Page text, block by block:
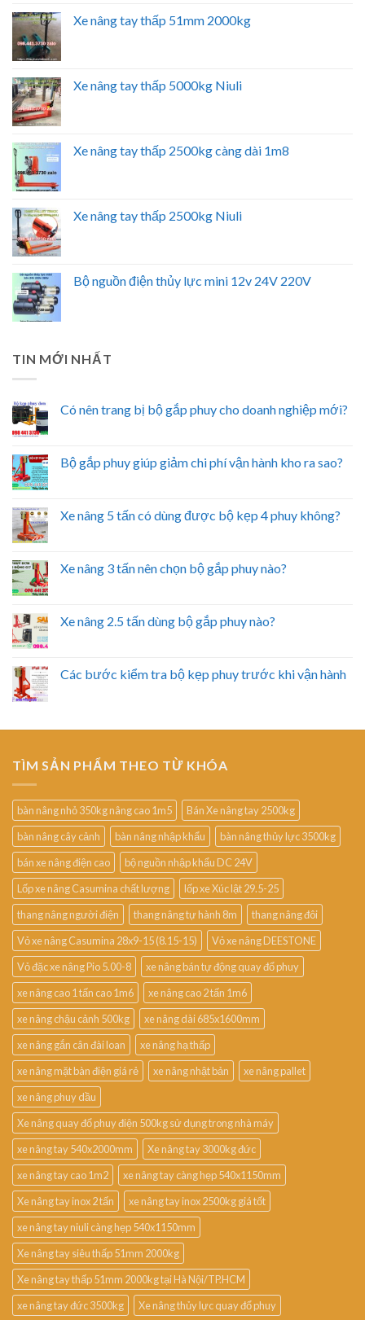
Xe nâng tay thấp 51mm 2000kg
Xe nâng tay thấp 5000kg Niuli
Xe nâng tay thấp 2500kg càng dài 1m8
Xe nâng tay thấp 2500kg Niuli
Bộ nguồn điện thủy lực mini 12v 24V 220V
TIN MỚI NHẤT
Có nên trang bị bộ gắp phuy cho doanh nghiệp mới?
Bộ gắp phuy giúp giảm chi phí vận hành kho ra sao?
Xe nâng 5 tấn có dùng được bộ kẹp 4 phuy không?
Xe nâng 3 tấn nên chọn bộ gắp phuy nào?
Xe nâng 2.5 tấn dùng bộ gắp phuy nào?
Các bước kiểm tra bộ kẹp phuy trước khi vận hành
TÌM SẢN PHẨM THEO TỪ KHÓA
bàn nâng nhỏ 350kg nâng cao 1m5
Bán Xe nâng tay 2500kg
bàn nâng cây cảnh
bàn nâng nhập khẩu
bàn nâng thủy lực 3500kg
bán xe nâng điện cao
bộ nguồn nhập khẩu DC 24V
Lốp xe nâng Casumina chất lượng
lốp xe Xúc lật 29.5-25
thang nâng người điện
thang nâng tự hành 8m
thang nâng đôi
Vỏ xe nâng Casumina 28x9-15 (8.15-15)
Vỏ xe nâng DEESTONE
Vỏ đặc xe nâng Pio 5.00-8
xe nâng bán tự động quay đổ phuy
xe nâng cao 1 tấn cao 1m6
xe nâng cao 2 tấn 1m6
xe nâng chậu cảnh 500kg
xe nâng dài 685x1600mm
xe nâng gắn cân đài loan
xe nâng hạ thấp
xe nâng mặt bàn điện giá rẻ
xe nâng nhật bản
xe nâng pallet
xe nâng phuy dầu
Xe nâng quay đổ phuy điện 500kg sử dụng trong nhà máy
xe nâng tay 540x2000mm
Xe nâng tay 3000kg đức
xe nâng tay cao 1m2
xe nâng tay càng hẹp 540x1150mm
Xe nâng tay inox 2 tấn
xe nâng tay inox 2500kg giá tốt
xe nâng tay niuli càng hẹp 540x1150mm
Xe nâng tay siêu thấp 51mm 2000kg
Xe nâng tay thấp 51mm 2000kg tại Hà Nội/TP.HCM
xe nâng tay đức 3500kg
Xe nâng thủy lực quay đổ phuy